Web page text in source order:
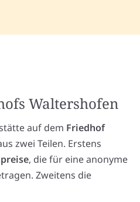
Waltershofen
auf dem Friedhof
zwei Teilen. Erstens
, die für eine anonyme
Zweitens die